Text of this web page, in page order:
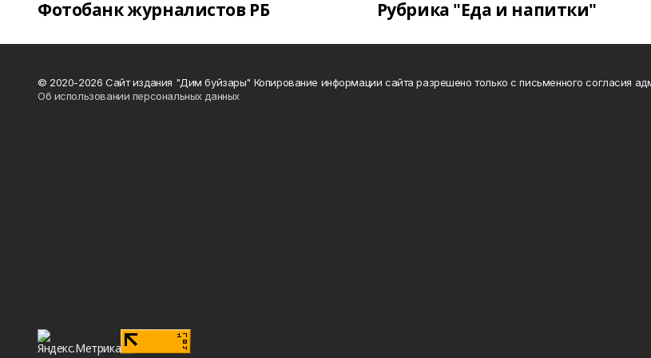
Фотобанк журналистов РБ Рубрика "Еда и напитки"
© 2020-2026 Сайт издания "Дим буйзары" Копирование информации сайта разрешено только с письменного согласия
Об использовании персональных данных